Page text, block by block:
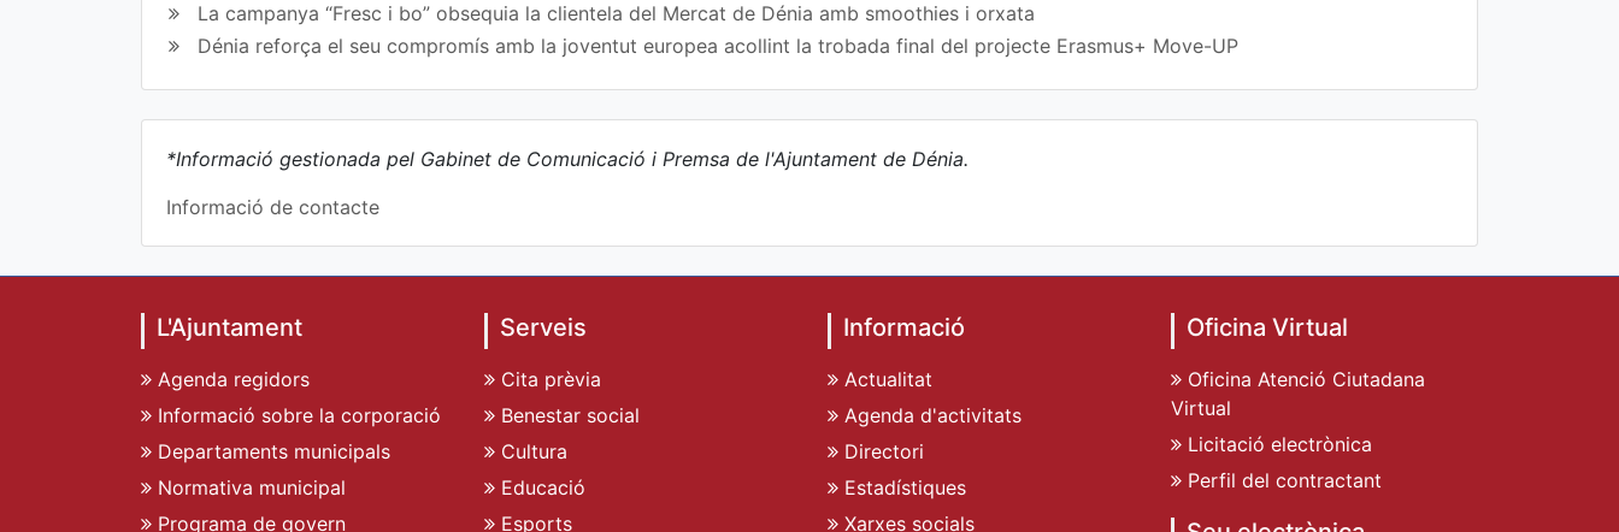
La campanya “Fresc i bo” obsequia la clientela del Mercat de Dénia amb smoothies i orxata
Dénia reforça el seu compromís amb la joventut europea acollint la trobada final del projecte Erasmus+ Move-UP
*Informació gestionada pel Gabinet de Comunicació i Premsa de l'Ajuntament de Dénia.
Informació de contacte
L'Ajuntament
Agenda regidors
Informació sobre la corporació
Departaments municipals
Normativa municipal
Programa de govern
Serveis
Cita prèvia
Benestar social
Cultura
Educació
Esports
Informació
Actualitat
Agenda d'activitats
Directori
Estadístiques
Xarxes socials
Oficina Virtual
Oficina Atenció Ciutadana
Virtual
Licitació electrònica
Perfil del contractant